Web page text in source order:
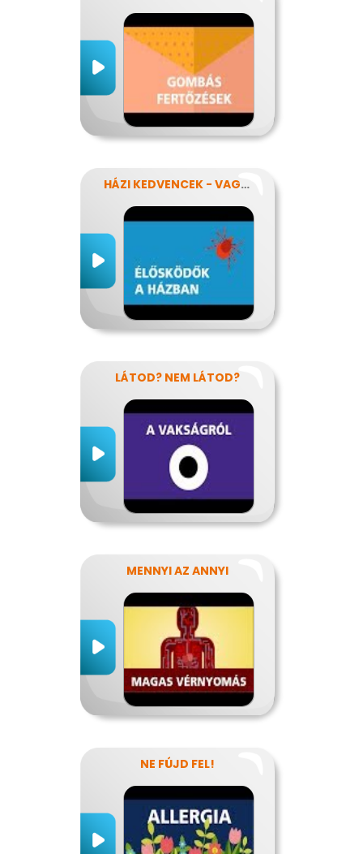
HÁZI KEDVENCEK - VAGY MÉGSEM
LÁTOD? NEM LÁTOD?
MENNYI AZ ANNYI
NE FÚJD FEL!